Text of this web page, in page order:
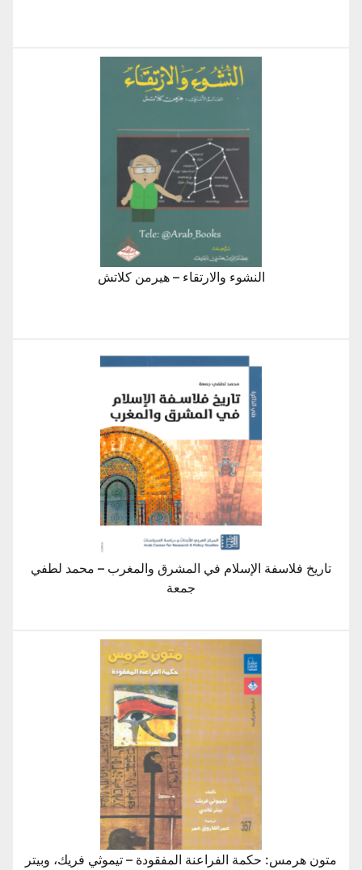
النشوء والارتقاء – هيرمن كلاتش
تاريخ فلاسفة الإسلام في المشرق والمغرب – محمد لطفي
جمعة
متون هرمس: حكمة الفراعنة المفقودة – تيموثي فريك، وبيتر